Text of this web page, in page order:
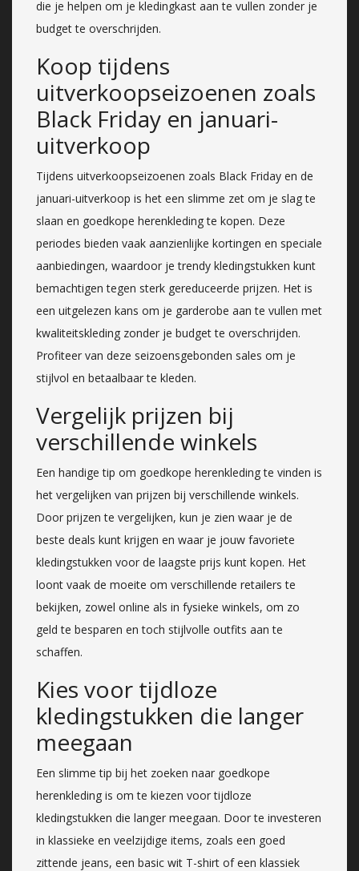
die je helpen om je kledingkast aan te vullen zonder je
budget te overschrijden.
Koop tijdens
uitverkoopseizoenen zoals
Black Friday en januari-
uitverkoop
Tijdens uitverkoopseizoenen zoals Black Friday en de
januari-uitverkoop is het een slimme zet om je slag te
slaan en goedkope herenkleding te kopen. Deze
periodes bieden vaak aanzienlijke kortingen en speciale
aanbiedingen, waardoor je trendy kledingstukken kunt
bemachtigen tegen sterk gereduceerde prijzen. Het is
een uitgelezen kans om je garderobe aan te vullen met
kwaliteitskleding zonder je budget te overschrijden.
Profiteer van deze seizoensgebonden sales om je
stijlvol en betaalbaar te kleden.
Vergelijk prijzen bij
verschillende winkels
Een handige tip om goedkope herenkleding te vinden is
het vergelijken van prijzen bij verschillende winkels.
Door prijzen te vergelijken, kun je zien waar je de
beste deals kunt krijgen en waar je jouw favoriete
kledingstukken voor de laagste prijs kunt kopen. Het
loont vaak de moeite om verschillende retailers te
bekijken, zowel online als in fysieke winkels, om zo
geld te besparen en toch stijlvolle outfits aan te
schaffen.
Kies voor tijdloze
kledingstukken die langer
meegaan
Een slimme tip bij het zoeken naar goedkope
herenkleding is om te kiezen voor tijdloze
kledingstukken die langer meegaan. Door te investeren
in klassieke en veelzijdige items, zoals een goed
zittende jeans, een basic wit T-shirt of een klassiek